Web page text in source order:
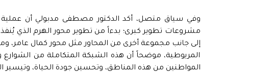
وفي سياق متصل، أكد الدكتور مصطفى مدبولي أن عملية
مشروعات تطوير كبرى؛ بدءاً من تطوير محور الهرم الذي
إلى جانب مجموعة أخرى من المحاور مثل محور كمال عامر،
المريوطية، موضحاً أن هذه الشبكة المتكاملة من
المواطنين من هذه المناطق، وتحسين جودة الحياة، وتيسير